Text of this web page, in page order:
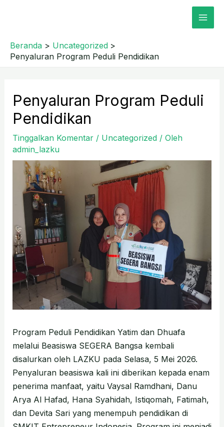
Beranda
Uncategorized
Penyaluran Program Peduli Pendidikan
Penyaluran Program Peduli
Pendidikan
Tinggalkan Komentar / Uncategorized/ Oleh
admin_lazku
Program Peduli Pendidikan Yatim dan Dhuafa
melalui Beasiswa SEGERA Bangsa kembali
disalurkan oleh LAZKU pada Selasa, 5 Mei 2026.
Penyaluran beasiswa kali ini diberikan kepada enam
penerima manfaat, yaitu Vaysal Ramdhani, Danu
Arya Al Hafad, Hana Syahidah, Istiqomah, Fatimah,
dan Devita Sari yang menempuh pendidikan di
navigation